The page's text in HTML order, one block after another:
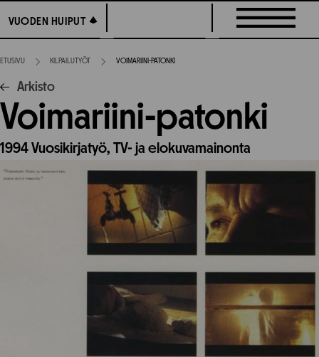
suoraan
sisältöön
VUODEN HUIPUT
VUODEN HUIPUT
ETUSIVU KILPAILUTYÖT VOIMARIINI-PATONKI
Arkisto
Voimariini-patonki
1994Vuosikirjatyö, TV- ja elokuvamainonta